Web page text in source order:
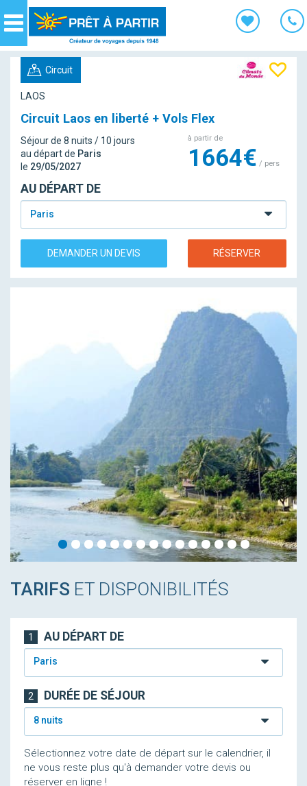
Navigation
Circuit
LAOS
Circuit Laos en liberté + Vols Flex
Séjour de 8 nuits / 10 jours
au départ de Paris
le 29/05/2027
à partir de
1664€ / pers
AU DÉPART DE
Paris
DEMANDER UN DEVIS RÉSERVER
TARIFS ET DISPONIBILITÉS
1 AU DÉPART DE
Paris
2 DURÉE DE SÉJOUR
8 nuits
Sélectionnez votre date de départ sur le calendrier, il
ne vous reste plus qu'à demander votre devis ou
réserver en ligne !
Panneau de gestion des cookies